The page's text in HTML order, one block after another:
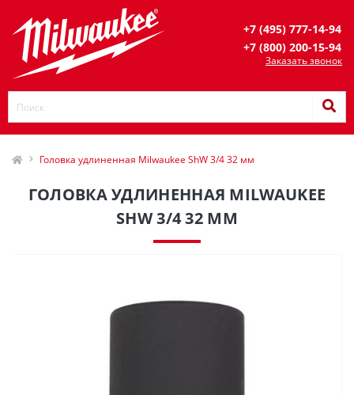
+7 (495) 777-14-94
+7 (800) 200-15-94
Заказать звонок
Головка удлиненная Milwaukee ShW 3/4 32 мм
ГОЛОВКА УДЛИНЕННАЯ MILWAUKEE
SHW 3/4 32 ММ